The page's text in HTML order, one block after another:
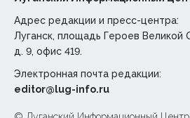
Адрес редакции и пресс-центра:
Луганск, площадь Героев Великой
д. 9, офис 419.
Электронная почта редакции:
editor@lug-info.ru